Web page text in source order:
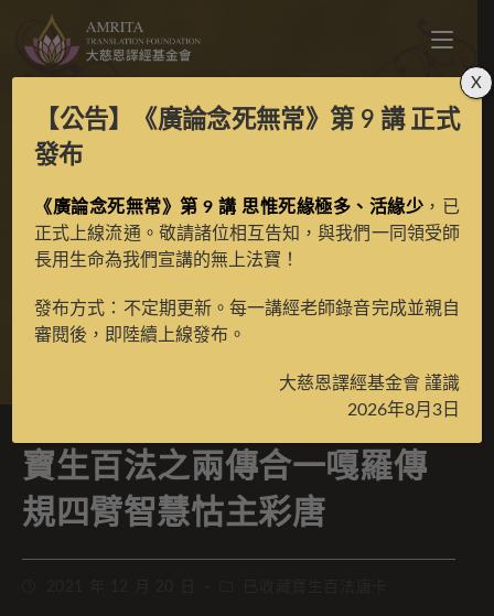
寶生百法之兩傳合一嘎
羅傳規四臂智慧怙主彩
唐
> 典藏館 >
寶生百法之兩傳合一嘎羅傳
規四臂智慧怙主彩唐
【公告】 《廣論念死無常》第 9 講正式
發布
《廣論念死無常》第 9 講 思惟死緣極多、活緣少 ，已
正式上線流通。敬請諸位相互告知，與我們一同領受師
長用生命為我們宣講的無上法寶！
發布方式：不定期更新。每一講經老師錄音完成並親自
審閱後，即陸續上線發布。
大慈恩譯經基金會 謹識
2026年8月3日
X